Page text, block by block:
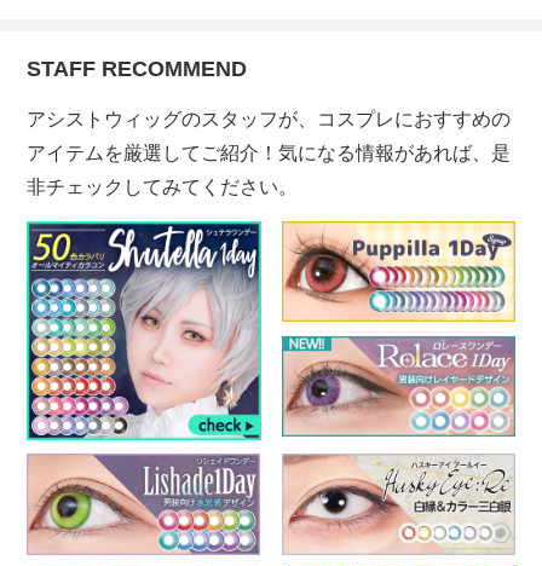
STAFF RECOMMEND
アシストウィッグのスタッフが、コスプレにおすすめの
アイテムを厳選してご紹介！気になる情報があれば、是
非チェックしてみてください。